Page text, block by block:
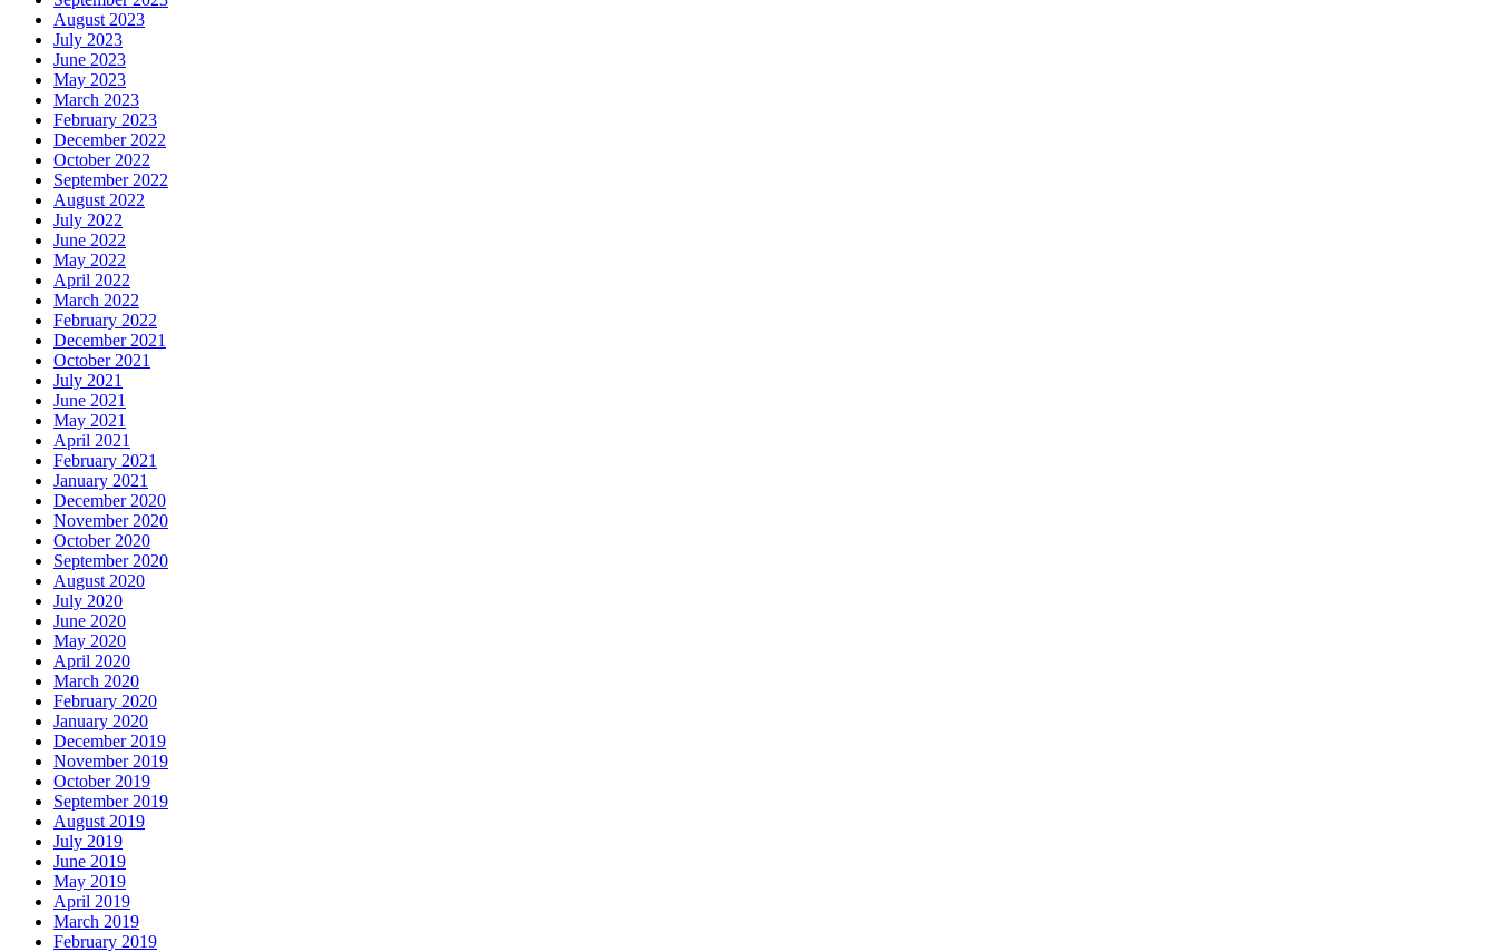
August 2023
July 2023
June 2023
May 2023
March 2023
February 2023
December 2022
October 2022
September 2022
August 2022
July 2022
June 2022
May 2022
April 2022
March 2022
February 2022
December 2021
October 2021
July 2021
June 2021
May 2021
April 2021
February 2021
January 2021
December 2020
November 2020
October 2020
September 2020
August 2020
July 2020
June 2020
May 2020
April 2020
March 2020
February 2020
January 2020
December 2019
November 2019
October 2019
September 2019
August 2019
July 2019
June 2019
May 2019
April 2019
March 2019
February 2019